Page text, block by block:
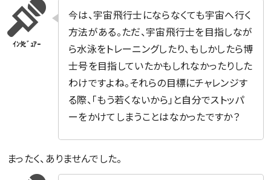
今は、宇宙飛行士にならなくても宇宙へ行く
方法がある。ただ、宇宙飛行士を目指しなが
ら水泳をトレーニングしたり、もしかしたら博
士号を目指していたかもしれなかったりした
わけですよね。それらの目標にチャレンジす
る際、「もう若くないから」と自分でストッパ
ーをかけてしまうことはなかったですか？
まったく、ありませんでした。